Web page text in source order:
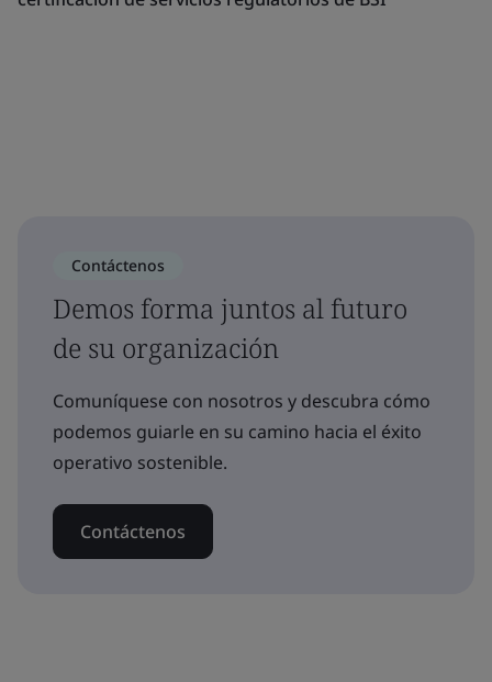
Contáctenos
Demos forma juntos al futuro
de su organización
Comuníquese con nosotros y descubra cómo
podemos guiarle en su camino hacia el éxito
operativo sostenible.
Contáctenos